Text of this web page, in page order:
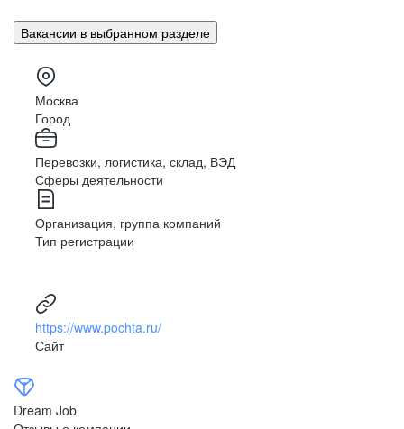
Урал
Сибирь
Дальний Восток
Северный Кавказ
Владивосток
Владимир
Волгоград
Воронеж
Махачкала
Биробиджан
Иваново (Ивановская область)
Израиль
Магас
Казахстан
Калининград
Элиста
Петропавловск-Камчатский
Черкесск
Вакансии в выбранном разделе
Москва
Город
Перевозки, логистика, склад, ВЭД
Сферы деятельности
Организация, группа компаний
Тип регистрации
https://www.pochta.ru/
Сайт
Dream Job